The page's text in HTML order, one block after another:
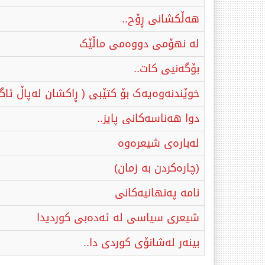
هەڵکشانی ڕۆح..
لە نهۆمی دووەمی ماڵێک
بۆگەنیی کات..
خوێندنەوەیەک بۆ کتێبی ( ڕاکشان لەپاڵ
دوا هەناسەکانی پایز..
لەبارەی شیعرەوە
(چارەكردن بە زمان)
نامە پەنهانیەکانی
شیعری سیاسی لە ئەدەبی كوردیدا
بینەر لەشانۆی كوردی دا..